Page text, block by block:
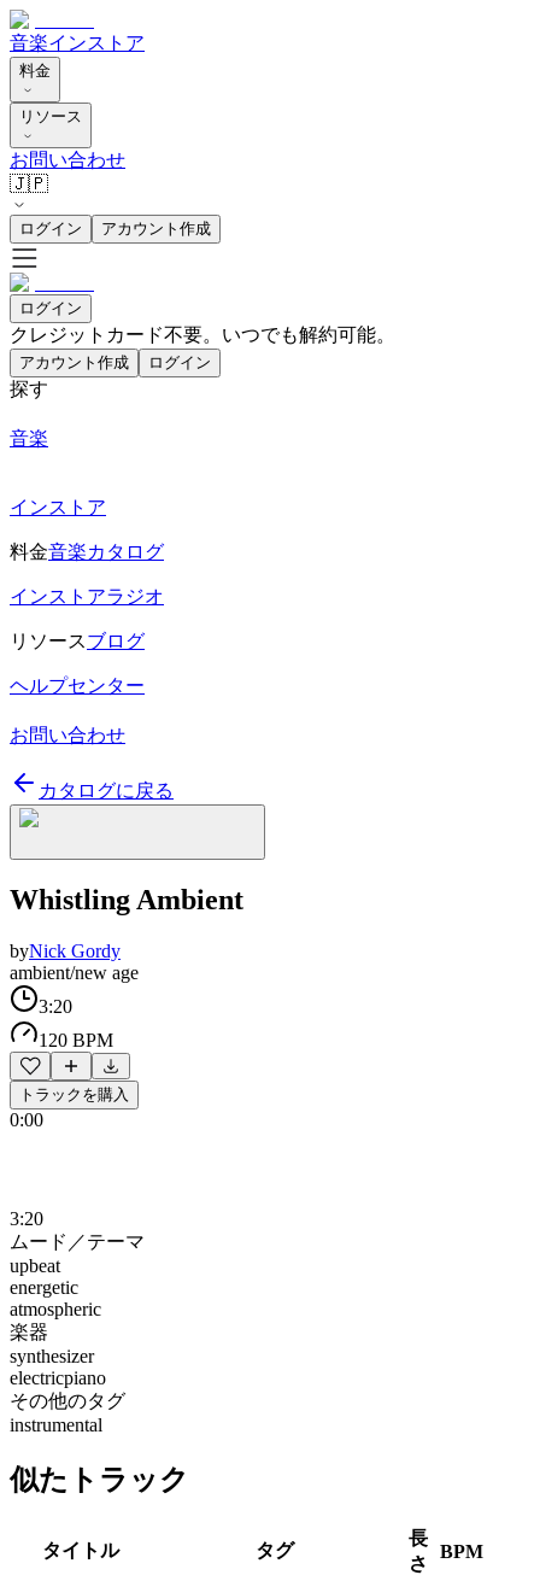
音楽インストア
料金
リソース
お問い合わせ
🇯🇵
ログイン アカウント作成
ログイン
クレジットカード不要。いつでも解約可能。
アカウント作成 ログイン
探す
音楽
インストア
料金音楽カタログ
インストアラジオ
リソースブログ
ヘルプセンター
お問い合わせ
カタログに戻る
Whistling Ambient
byNick Gordy
ambient/new age
3:20
120 BPM
トラックを購入
0:00
3:20
ムード／テーマ
upbeat
energetic
atmospheric
楽器
synthesizer
electricpiano
その他のタグ
instrumental
似たトラック
タイトル タグ
長
さ
BPM